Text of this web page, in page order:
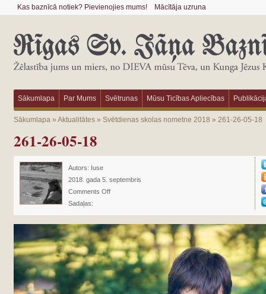
Kas baznīcā notiek? Pievienojies mums! Mācītāja uzruna
Sākumlapa Par Mums Svētrunas Mūsu Ticības Apliecības
Sākumlapa» Aktualitātes» Svētdienas skolas nometne 2018 » 261-26-05-18
261-26-05-18
Autors: Iuse
2018. gada 5. septembris
Comments Off
Sadaļas: